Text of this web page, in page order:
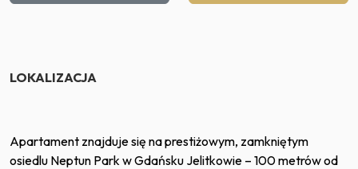
LOKALIZACJA
Apartament znajduje się na prestiżowym, zamkniętym
osiedlu Neptun Park w Gdańsku Jelitkowie – 100 metrów od